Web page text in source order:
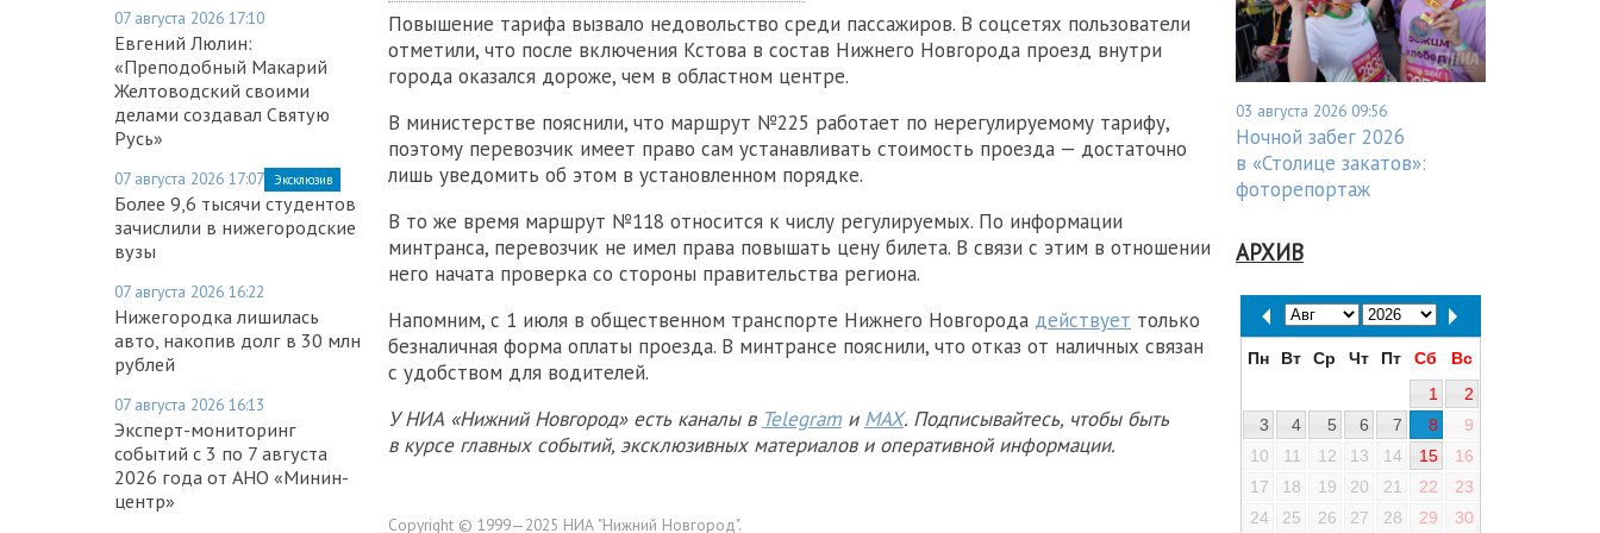
07 августа 2026 17:10
Евгений Люлин:
«Преподобный Макарий
Желтоводский своими
делами создавал Святую
Русь»
07 августа 2026 17:07 Эксклюзив
Более 9,6 тысячи студентов
зачислили в нижегородские
вузы
07 августа 2026 16:22
Нижегородка лишилась
авто, накопив долг в 30 млн
рублей
07 августа 2026 16:13
Эксперт-мониторинг
событий с 3 по 7 августа
2026 года от АНО «Минин-
центр»
Повышение тарифа вызвало недовольство среди пассажиров. В соцсетях пользователи
отметили, что после включения Кстова в состав Нижнего Новгорода проезд внутри
города оказался дороже, чем в областном центре.
В министерстве пояснили, что маршрут №225 работает по нерегулируемому тарифу,
поэтому перевозчик имеет право сам устанавливать стоимость проезда — достаточно
лишь уведомить об этом в установленном порядке.
В то же время маршрут №118 относится к числу регулируемых. По информации
минтранса, перевозчик не имел права повышать цену билета. В связи с этим в отношении
него начата проверка со стороны правительства региона.
Напомним, с 1 июля в общественном транспорте Нижнего Новгорода действует только
безналичная форма оплаты проезда. В минтрансе пояснили, что отказ от наличных связан
с удобством для водителей.
У НИА «Нижний Новгород» есть каналы в Telegram и MAX. Подписывайтесь, чтобы быть
в курсе главных событий, эксклюзивных материалов и оперативной информации.
Copyright © 1999—2025 НИА "Нижний Новгород".
03 августа 2026 09:56
Ночной забег 2026
в «Столице закатов»:
фоторепортаж
АРХИВ
Пн Вт Ср Чт Пт Сб
Вс
1
2
3
4 5 6 7 8
9
10
11 12 13 14 15
16
17
18 19 20 21 22
23
24
25 26 27 28 29 30